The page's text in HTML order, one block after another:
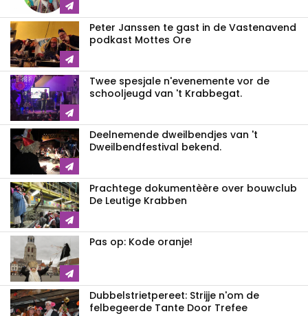
Peter Janssen te gast in de Vastenavend
podkast Mottes Ore
Twee spesjale n'evenemente vor de
schooljeugd van 't Krabbegat.
Deelnemende dweilbendjes van 't
Dweilbendfestival bekend.
Prachtege dokumentèère over bouwclub
De Leutige Krabben
Pas op: Kode oranje!
Dubbelstrietpereet: Strijje n'om de
felbegeerde Tante Door Trefee